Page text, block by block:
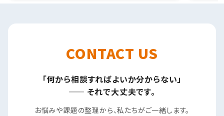
CONTACT US
「何から相談すればよいか分からない」
—— それで大丈夫です。
お悩みや課題の整理から、私たちがご一緒します。